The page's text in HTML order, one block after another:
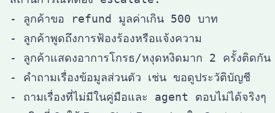
- ลูกค้าขอ refund มูลค่าเกิน 500 บาท
- ลูกค้าพูดถึงการฟ้องร้องหรือแจ้งความ
- ลูกค้าแสดงอาการโกรธ/หงุดหงิดมาก 2 ครั้งติดกัน
- คำถามเรื่องข้อมูลส่วนตัว เช่น ขอดูประวัติบัญชี